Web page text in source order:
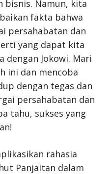
bisnis. Namun, kita
fakta bahwa
persahabatan dan
yang dapat kita
dengan Jokowi. Mari
ini dan mencoba
dengan tegas dan
persahabatan dan
tahu, sukses yang
rahasia
Panjaitan dalam